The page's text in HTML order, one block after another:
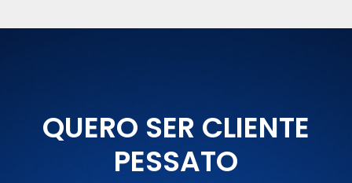
QUERO SER CLIENTE
PESSATO